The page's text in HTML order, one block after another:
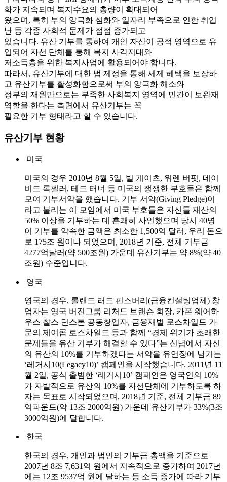
화가 지속되며 복지수요의 총량이 확대되어
왔으며, 특히 부의 양극화 심화와 일자리 부족으로 인한 취업
난 등 각종 사회적 문제가 점점 증가되고
있습니다. 유산 기부를 통하여 개인 자산이 공적 영역으로 유
입되어 자선 단체를 통해 복지 사각지대와
저소득층을 위한 복지사업에 활용되어야 합니다.
따라서, 유산기부에 대한 법 제정을 통해 세제 혜택을 보장하
고 유산기부를 활성화함으로써 부의 양극화 해소와
정부의 재원만으로는 부족한 사회복지 영역에 민간이 보완재
역할을 한다는 측면에서 유산기부는 꼭
필요한 기부 형태라고 할 수 있습니다.
유산기부 현황
미국
미국의 경우 2010년 8월 5일, 빌 게이츠, 워렌 버핏, 데이
비드 록펠러, 테드 터너 등 미국의 쟁쟁한 부호들은 함께
모여 기부서약을 했습니다. 기부 서약(Giving Pledge)이
라고 불리는 이 모임에서 미국 부호들은 자신들 재산의
50% 이상을 기부하는 데 흔쾌히 사인했으며 당시 40명
이 기부를 약속한 금액은 최소한 1,500억 달러, 우리 돈으
로 175조 원이나 되었으며, 2018년 기준, 전체 기부금
4277억달러(약 500조원) 가운데 유산기부는 약 8%(약 40
조원) 수준입니다.
영국
영국의 경우, 롤랜드 러드 핀스버리(금융컨설팅업체) 창
업자는 영국 버진그룹 리처드 브랜슨 회장, 카폰 웨어하
우스 찰스 던스톤 공동창업자, 금융재벌 로스차일드 가
문의 제이콥 로스차일드 등과 함께 “경제 위기가 초래한
문제들을 유산 기부가 해결할 수 있다”는 신념에서 자신
의 유산의 10%를 기부하겠다는 서약을 유언장에 남기는
‘레거시10(Legacy10)’ 캠페인을 시작했습니다. 2011년 11
월 2일, 공식 출범한 ‘레거시10’ 캠페인은 영국인의 10%
가 자발적으로 유산의 10%를 자선단체에 기부하도록 하
자는 목표로 시작되었으며, 2018년 기준, 전체 기부금 89
억파운드(약 13조 2000억원) 가운데 유산기부가 33%(3조
3000억원)에 달합니다.
한국
한국의 경우, 개인과 법인의 기부금 총액을 기준으로
2007년 8조 7,631억 원에서 지속적으로 증가하여 2017년
에는 12조 9537억 원에 달하는 등 소득 증가에 따라 기부